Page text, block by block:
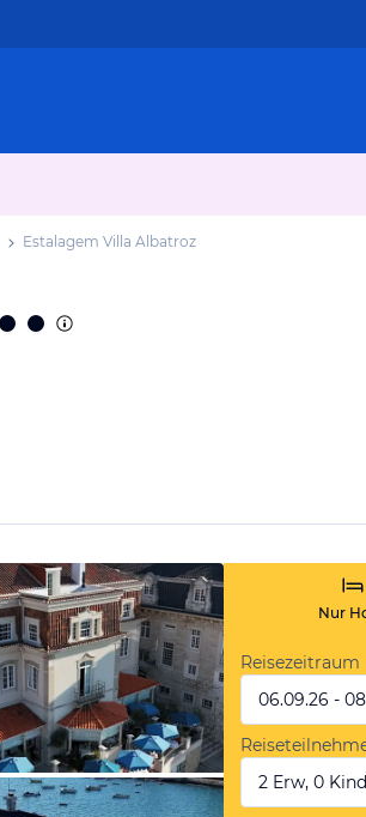
Estalagem Villa Albatroz
Nur
Reisezeitraum
06.09.26 -
2 Erw, 0